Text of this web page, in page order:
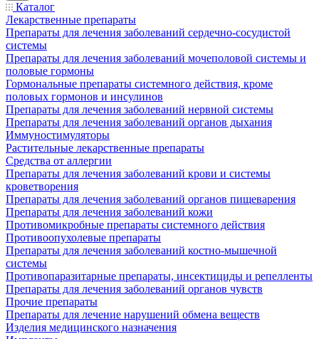
Каталог
Лекарственные препараты
Препараты для лечения заболеваний сердечно-сосудистой
системы
Препараты для лечения заболеваний мочеполовой системы и
половые гормоны
Гормональные препараты системного действия, кроме
половых гормонов и инсулинов
Препараты для лечения заболеваний нервной системы
Препараты для лечения заболеваний органов дыхания
Иммуностимуляторы
Растительные лекарственные препараты
Средства от аллергии
Препараты для лечения заболеваний крови и системы
кроветворения
Препараты для лечения заболеваний органов пищеварения
Препараты для лечения заболеваний кожи
Противомикробные препараты системного действия
Противоопухолевые препараты
Препараты для лечения заболеваний костно-мышечной
системы
Противопаразитарные препараты, инсектициды и репелленты
Препараты для лечения заболеваний органов чувств
Прочие препараты
Препараты для лечение нарушений обмена веществ
Изделия медицинского назначения